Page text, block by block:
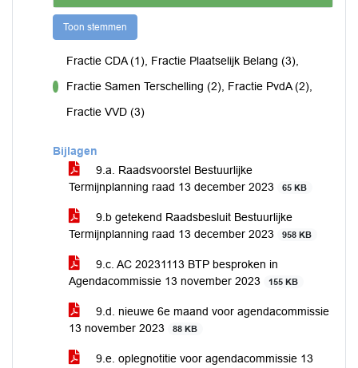
Toon stemmen
Fractie CDA (1), Fractie Plaatselijk Belang (3),
Fractie Samen Terschelling (2), Fractie PvdA (2),
Fractie VVD (3)
Bijlagen
9.a. Raadsvoorstel Bestuurlijke
Termijnplanning raad 13 december 2023
65 KB
9.b getekend Raadsbesluit Bestuurlijke
Termijnplanning raad 13 december 2023
958 KB
9.c. AC 20231113 BTP besproken in
Agendacommissie 13 november 2023
155 KB
9.d. nieuwe 6e maand voor agendacommissie
13 november 2023
88 KB
9.e. oplegnotitie voor agendacommissie 13